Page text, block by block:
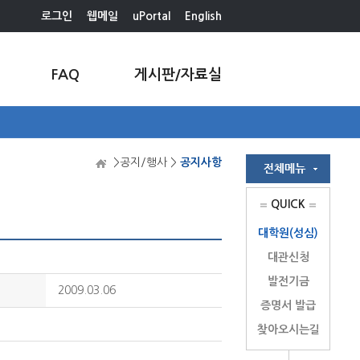
로그인 웹메일 uPortal English
FAQ 게시판/자료실
>공지/행사 > 공지사항
2009.03.06
QUICK
대학원(성심)
대관신청
발전기금
증명서 발급
찾아오시는길